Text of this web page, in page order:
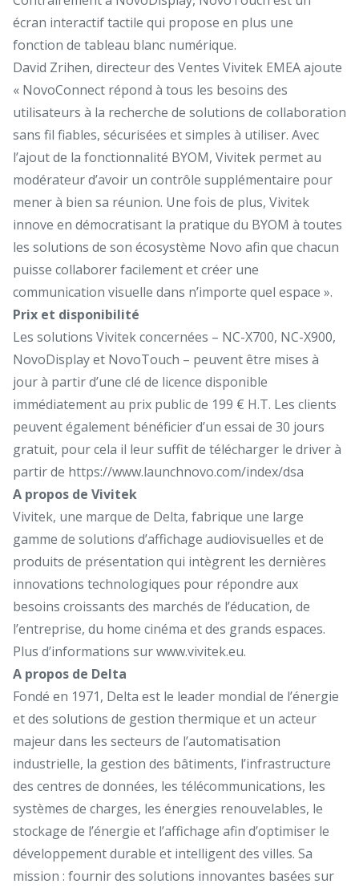
écran interactif tactile qui propose en plus une
fonction de tableau blanc numérique.
David Zrihen, directeur des Ventes Vivitek EMEA ajoute
« NovoConnect répond à tous les besoins des
utilisateurs à la recherche de solutions de collaboration
sans fil fiables, sécurisées et simples à utiliser. Avec
l’ajout de la fonctionnalité BYOM, Vivitek permet au
modérateur d’avoir un contrôle supplémentaire pour
mener à bien sa réunion. Une fois de plus, Vivitek
innove en démocratisant la pratique du BYOM à toutes
les solutions de son écosystème Novo afin que chacun
puisse collaborer facilement et créer une
communication visuelle dans n’importe quel espace ».
Prix et disponibilité
Les solutions Vivitek concernées – NC-X700, NC-X900,
NovoDisplay et NovoTouch – peuvent être mises à
jour à partir d’une clé de licence disponible
immédiatement au prix public de 199 € H.T. Les clients
peuvent également bénéficier d’un essai de 30 jours
gratuit, pour cela il leur suffit de télécharger le driver à
partir de https://www.launchnovo.com/index/dsa
A propos de Vivitek
Vivitek, une marque de Delta, fabrique une large
gamme de solutions d’affichage audiovisuelles et de
produits de présentation qui intègrent les dernières
innovations technologiques pour répondre aux
besoins croissants des marchés de l’éducation, de
l’entreprise, du home cinéma et des grands espaces.
Plus d’informations surwww.vivitek.eu.
A propos de Delta
Fondé en 1971, Delta est le leader mondial de l’énergie
et des solutions de gestion thermique et un acteur
majeur dans les secteurs de l’automatisation
industrielle, la gestion des bâtiments, l’infrastructure
des centres de données, les télécommunications, les
systèmes de charges, les énergies renouvelables, le
stockage de l’énergie et l’affichage afin d’optimiser le
développement durable et intelligent des villes. Sa
mission : fournir des solutions innovantes basées sur